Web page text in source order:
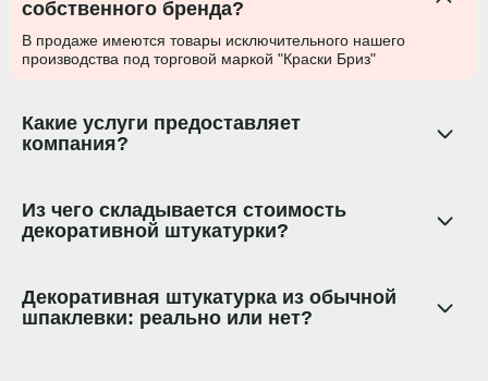
собственного бренда?
В продаже имеются товары исключительного нашего
производства под торговой маркой "Краски Бриз"
Какие услуги предоставляет
компания?
Из чего складывается стоимость
декоративной штукатурки?
Декоративная штукатурка из обычной
шпаклевки: реально или нет?